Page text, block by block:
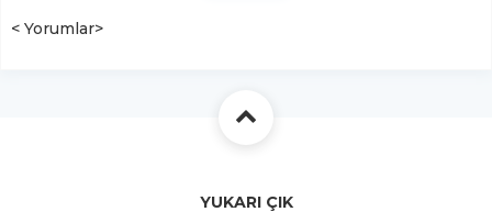
< Yorumlar>
YUKARI ÇIK